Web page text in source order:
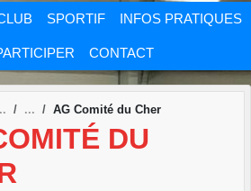
SPORTIF INFOS PRATIQUES
CONTACT
AG Comité du Cher
DU